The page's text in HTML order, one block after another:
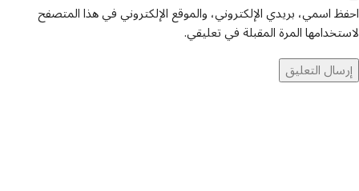
احفظ اسمي، بريدي الإلكتروني، والموقع الإلكتروني في هذا المتصفح
لاستخدامها المرة المقبلة في تعليقي.